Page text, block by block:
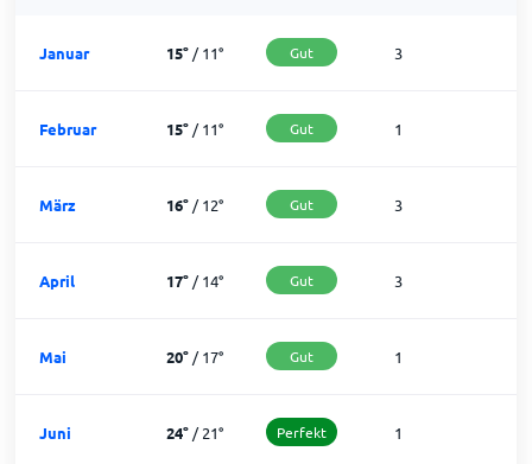
Januar 15°/11° Gut 3
Februar 15°/11° Gut 1
März 16°/12° Gut 3
April 17°/14° Gut 3
Mai 20°/17° Gut 1
Juni 24°/21° Perfekt 1